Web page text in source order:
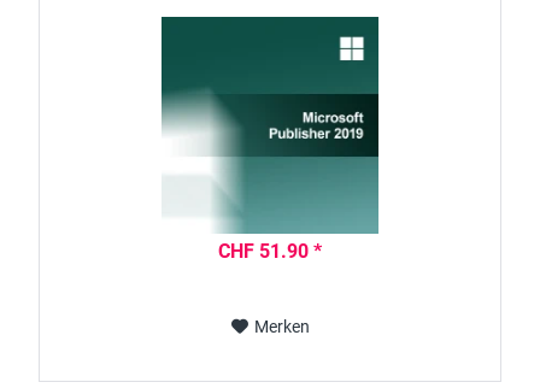
CHF 51.90 *
Merken